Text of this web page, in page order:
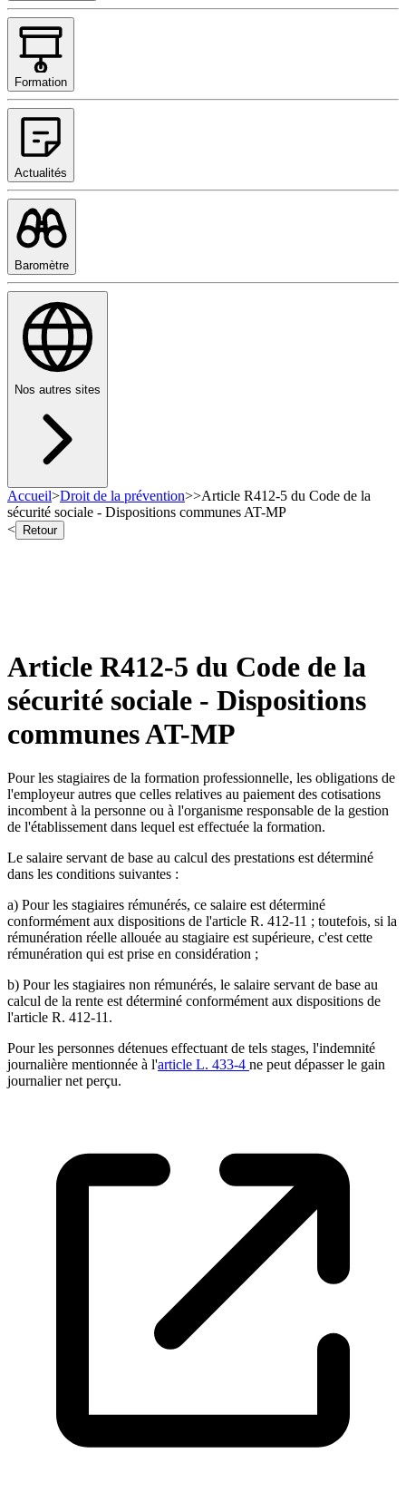
Formation
Actualités
Baromètre
Nos autres sites
Accueil>Droit de la prévention>>Article R412-5 du Code de la
sécurité sociale - Dispositions communes AT-MP
<
Retour
Article R412-5 du Code de la
sécurité sociale - Dispositions
communes AT-MP
Pour les stagiaires de la formation professionnelle, les obligations de
l'employeur autres que celles relatives au paiement des cotisations
incombent à la personne ou à l'organisme responsable de la gestion
de l'établissement dans lequel est effectuée la formation.
Le salaire servant de base au calcul des prestations est déterminé
dans les conditions suivantes :
a) Pour les stagiaires rémunérés, ce salaire est déterminé
conformément aux dispositions de l'article R. 412-11 ; toutefois, si la
rémunération réelle allouée au stagiaire est supérieure, c'est cette
rémunération qui est prise en considération ;
b) Pour les stagiaires non rémunérés, le salaire servant de base au
calcul de la rente est déterminé conformément aux dispositions de
l'article R. 412-11.
Pour les personnes détenues effectuant de tels stages, l'indemnité
journalière mentionnée à l'article L. 433-4 ne peut dépasser le gain
journalier net perçu.